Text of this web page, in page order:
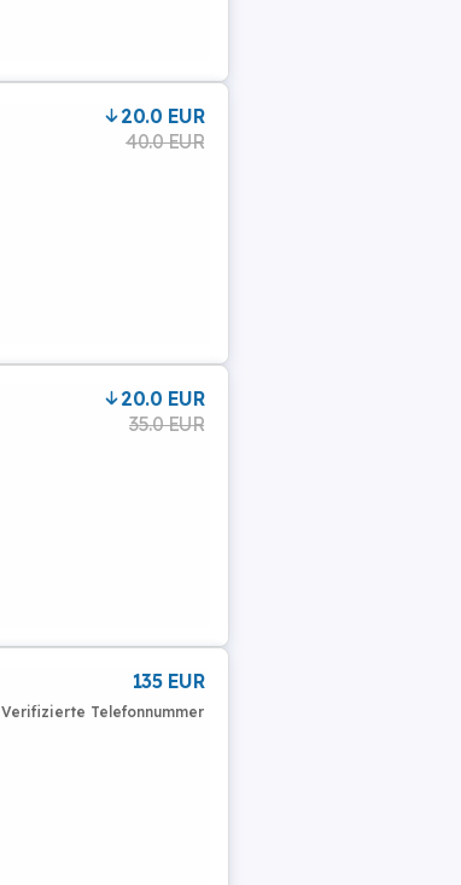
20.0 EUR
40.0 EUR
20.0 EUR
35.0 EUR
135 EUR
Verifizierte Telefonnummer